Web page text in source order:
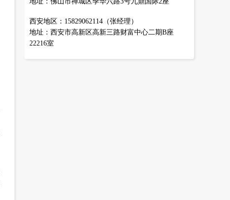
西安地区：15829062114（张经理）
地址：西安市高新区高新三路财富中心二期B座
22216室